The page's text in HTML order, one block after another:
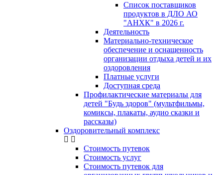
Список поставщиков
продуктов в ДЛО АО
"АНХК" в 2026 г.
Деятельность
Материально-техническое
обеспечение и оснащенность
организации отдыха детей и их
оздоровления
Платные услуги
Доступная среда
Профилактические материалы для
детей "Будь здоров" (мультфильмы,
комиксы, плакаты, аудио сказки и
рассказы)
Оздоровительный комплекс
Стоимость путевок
Стоимость услуг
Стоимость путевок для